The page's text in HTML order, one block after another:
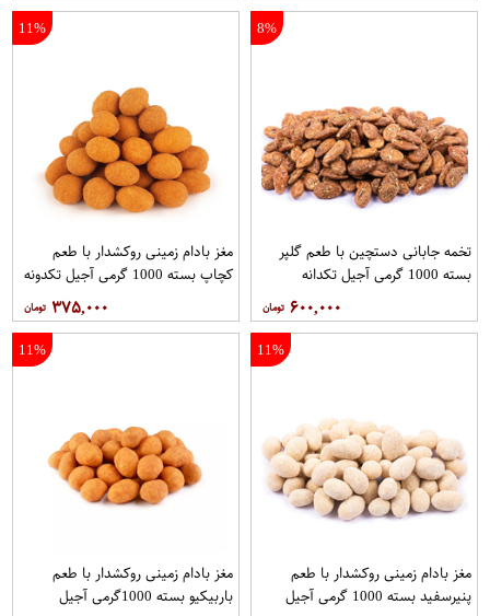
8%
تخمه جابانی دستچین با طعم گلپر
بسته 1000 گرمی آجیل تکدانه
۶۰۰,۰۰۰
11%
مغز بادام زمینی روکشدار با طعم
کچاپ بسته 1000 گرمی آجیل تکدونه
۳۷۵,۰۰۰
11%
مغز بادام زمینی روکشدار با طعم
پنیرسفید بسته 1000 گرمی آجیل
11%
مغز بادام زمینی روکشدار با طعم
باربیکیو بسته 1000گرمی آجیل